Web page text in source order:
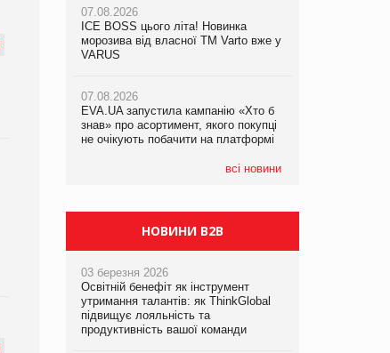
07.08.2026
ICE BOSS цього літа! Новинка
морозива від власної ТМ Varto вже у
VARUS
07.08.2026
EVA.UA запустила кампанію «Хто б
знав» про асортимент, якого покупці
не очікують побачити на платформі
всі новини
06.08.2026
Смачна новинка для хвостатих: у
VARUS з’явилися паучі Varto Paw
05.08.2026
Мережа супермаркетів VARUS купує
мережу магазинів формату
компанія налічуватиме 374 магазини
07.08.2026
Франція заборонила рекламні дзвінки
НОВИНИ B2B
03 березня 2026
Освітній бенефіт як інструмент
утримання талантів: як ThinkGlobal
підвищує лояльність та
продуктивність вашої команди